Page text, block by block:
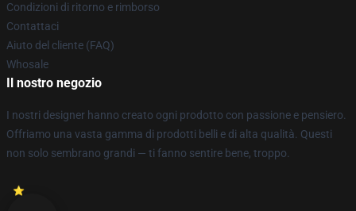
Condizioni di ritorno e rimborso
Contattaci
Aiuto del cliente (FAQ)
Whosale
Il nostro negozio
I nostri designer hanno creato ogni prodotto con passione e pensiero.
Offriamo una vasta gamma di prodotti belli e di alta qualità. Questi
non solo sembrano grandi — ti fanno sentire bene, troppo.